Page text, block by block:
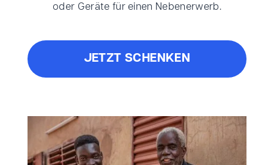
oder Geräte für einen Nebenerwerb.
JETZT SCHENKEN